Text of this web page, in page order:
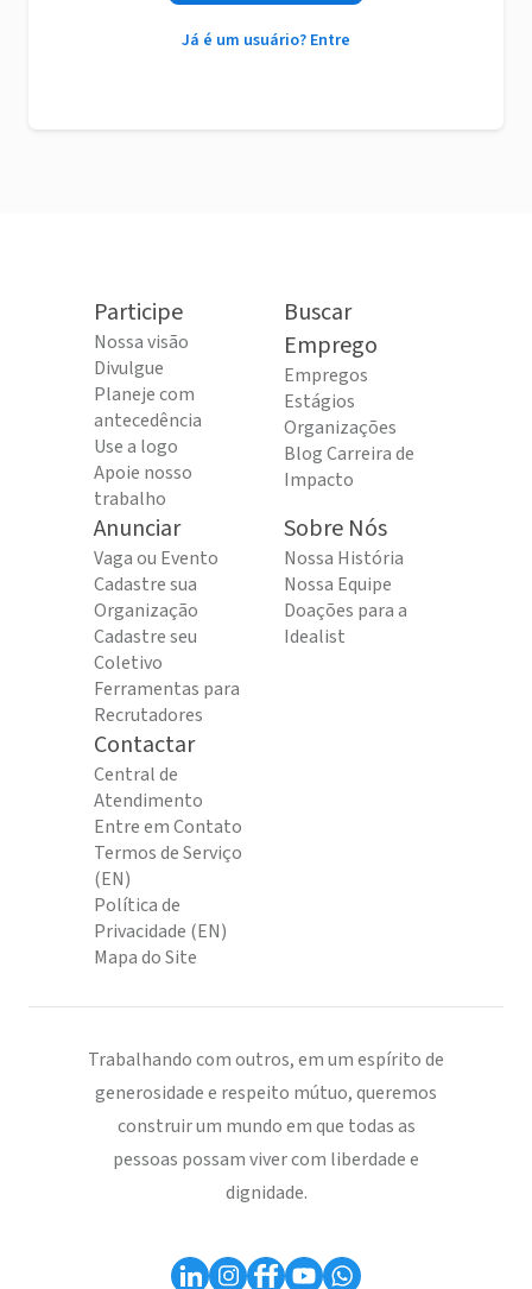
Já é um usuário? Entre
Participe
Nossa visão
Divulgue
Planeje com
antecedência
Use a logo
Apoie nosso
trabalho
Buscar
Emprego
Empregos
Estágios
Organizações
Blog Carreira de
Impacto
Anunciar
Vaga ou Evento
Cadastre sua
Organização
Cadastre seu
Coletivo
Ferramentas para
Recrutadores
Sobre Nós
Nossa História
Nossa Equipe
Doações para a
Idealist
Contactar
Central de
Atendimento
Entre em Contato
Termos de Serviço
(EN)
Política de
Privacidade (EN)
Mapa do Site
Trabalhando com outros, em um espírito de
generosidade e respeito mútuo, queremos
construir um mundo em que todas as
pessoas possam viver com liberdade e
dignidade.